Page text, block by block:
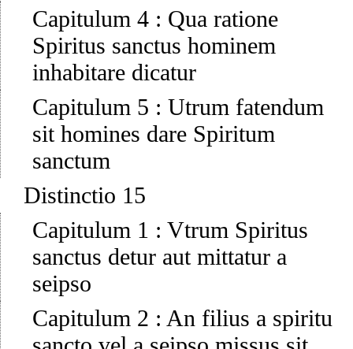
Capitulum 4 : Qua ratione
Spiritus sanctus hominem
inhabitare dicatur
Capitulum 5 : Utrum fatendum
sit homines dare Spiritum
sanctum
Distinctio 15
Capitulum 1 : Vtrum Spiritus
sanctus detur aut mittatur a
seipso
Capitulum 2 : An filius a spiritu